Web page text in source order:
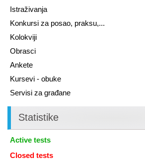
Istraživanja
Konkursi za posao, praksu,...
Kolokviji
Obrasci
Ankete
Kursevi - obuke
Servisi za građane
Statistike
Active tests
Closed tests